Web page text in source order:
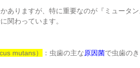
ありますが、特に重要なのが『ミュータ
関わっています。
mutans） ：虫歯の主な原因菌で虫歯の